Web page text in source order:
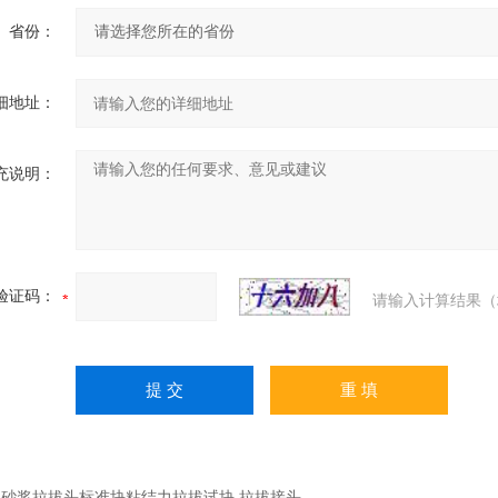
省份：
地址：
说明：
证码： 请输入计算结果